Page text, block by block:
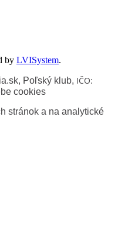
by LVISystem.
Poľský klub, IČO:
cookies
stránok a na analytické